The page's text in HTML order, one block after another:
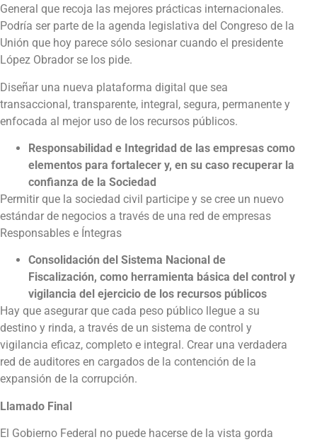
General que recoja las mejores prácticas internacionales.
Podría ser parte de la agenda legislativa del Congreso de la
Unión que hoy parece sólo sesionar cuando el presidente
López Obrador se los pide.
Diseñar una nueva plataforma digital que sea
transaccional, transparente, integral, segura, permanente y
enfocada al mejor uso de los recursos públicos.
Responsabilidad e Integridad de las empresas como
elementos para fortalecer y, en su caso recuperar la
confianza de la Sociedad
Permitir que la sociedad civil participe y se cree un nuevo
estándar de negocios a través de una red de empresas
Responsables e Íntegras
Consolidación del Sistema Nacional de
Fiscalización, como herramienta básica del control y
vigilancia del ejercicio de los recursos públicos
Hay que asegurar que cada peso público llegue a su
destino y rinda, a través de un sistema de control y
vigilancia eficaz, completo e integral. Crear una verdadera
red de auditores en cargados de la contención de la
expansión de la corrupción.
Llamado Final
El Gobierno Federal no puede hacerse de la vista gorda